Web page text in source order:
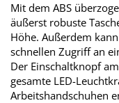
Mit dem ABS
äußerst robuste
Höhe. Außerdem
schnellen Zugriff an
Der Einschaltknopf
gesamte LED-
Arbeitshandschuhen